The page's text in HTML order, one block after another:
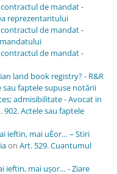
de mandat -
reprezentantului
de mandat -
de mandat -
land book registry? - R&R
sau faptele supuse notării
admisibilitate - Avocat in
902. Actele sau faptele
ieftin, mai uÈor… – Stiri
on Art. 529. Cuantumul
ieftin, mai ușor… - Ziare